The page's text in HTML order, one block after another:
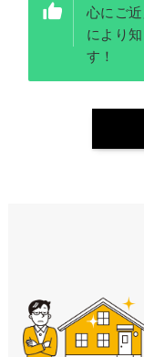
心にご
により
す！